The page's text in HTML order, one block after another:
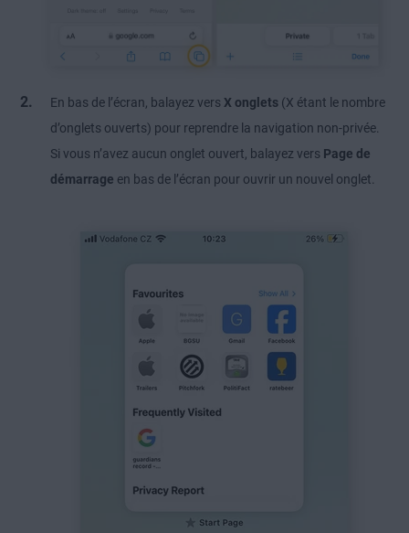
En bas de l’écran, balayez vers X onglets (X étant le nombre
d’onglets ouverts) pour reprendre la navigation non-privée.
Si vous n’avez aucun onglet ouvert, balayez vers Page de
démarrage en bas de l’écran pour ouvrir un nouvel onglet.